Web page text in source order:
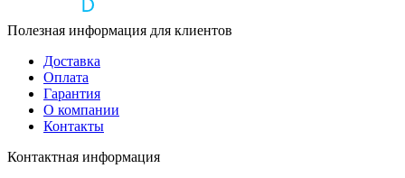
Полезная информация для клиентов
Доставка
Оплата
Гарантия
О компании
Контакты
Контактная информация